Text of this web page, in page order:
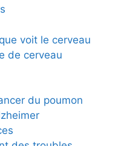
voit le cerveau
de cerveau
du poumon